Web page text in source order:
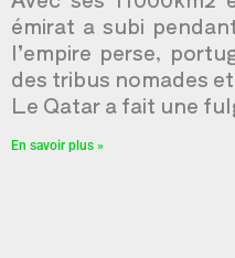
émirat a subi
l’empire perse,
des tribus nomades
Le Qatar a fait une
En savoir plus »